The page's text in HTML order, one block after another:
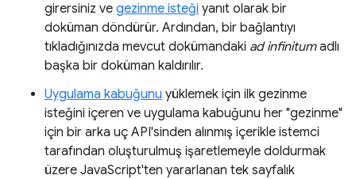
girersiniz ve gezinme isteği yanıt olarak bir
doküman döndürür. Ardından, bir bağlantıyı
tıkladığınızda mevcut dokümandaki ad infinitumadlı
başka bir doküman kaldırılır.
Uygulama kabuğunu yüklemek için ilk gezinme
isteğini içeren ve uygulama kabuğunu her "gezinme"
için bir arka uç API'sinden alınmış içerikle istemci
tarafından oluşturulmuş işaretlemeyle doldurmak
üzere JavaScript'ten yararlanan tek sayfalık